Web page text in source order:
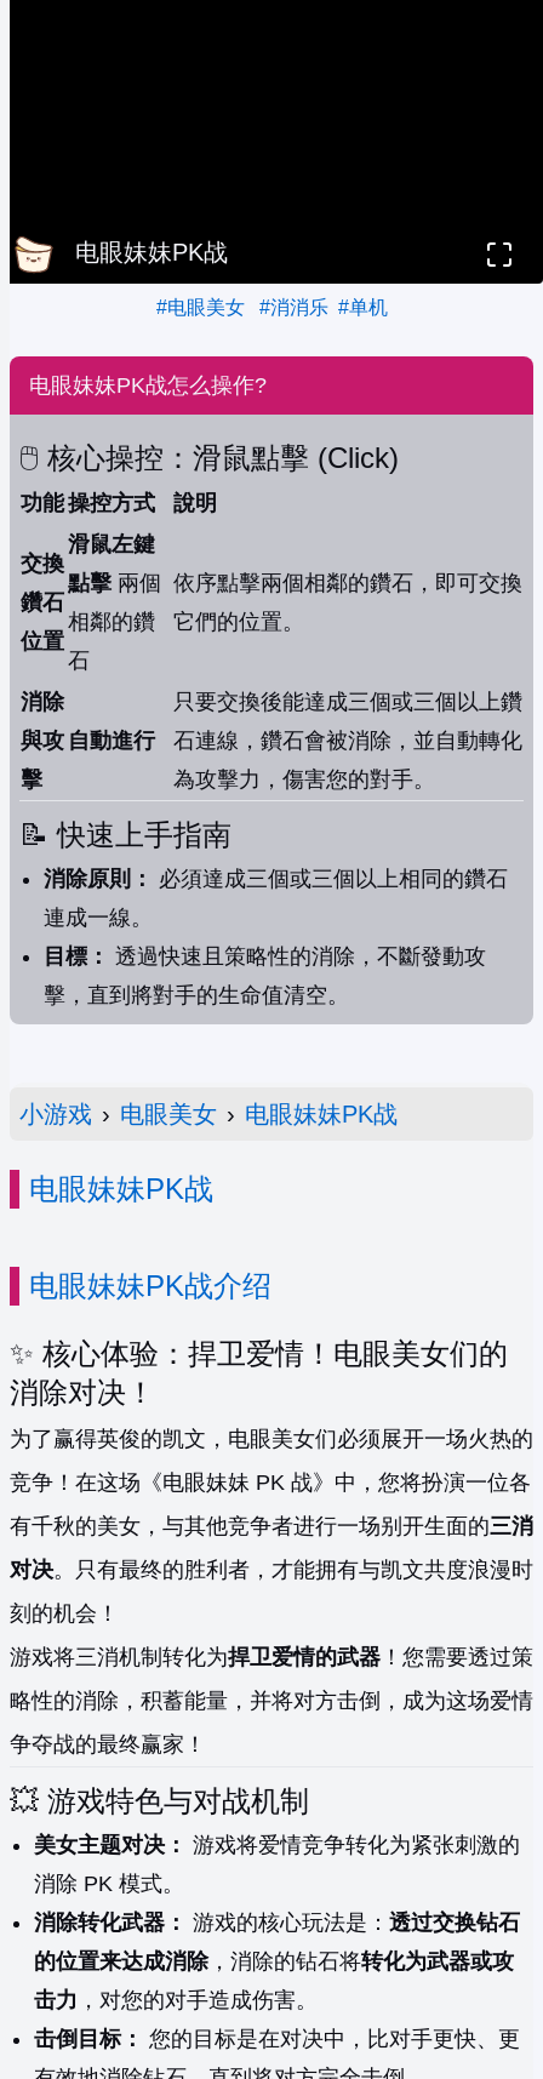
电眼妹妹PK战
#电眼美女 #消消乐 #单机
电眼妹妹PK战怎么操作?
🖱️ 核心操控：滑鼠點擊 (Click)
功能操控方式 說明
交換
鑽石
位置
滑鼠左鍵
點擊 兩個
相鄰的鑽
石
依序點擊兩個相鄰的鑽石，即可交換
它們的位置。
消除
與攻
擊
自動進行
只要交換後能達成三個或三個以上鑽
石連線，鑽石會被消除，並自動轉化
為攻擊力，傷害您的對手。
📝 快速上手指南
消除原則：
必須達成三個或三個以上相同的鑽石
連成一線。
目標： 透過快速且策略性的消除，不斷發動攻
擊，直到將對手的生命值清空。
小游戏 › 电眼美女 › 电眼妹妹PK战
电眼妹妹PK战
电眼妹妹PK战介绍
✨ 核心体验：捍卫爱情！电眼美女们的
消除对决！
为了赢得英俊的凯文，电眼美女们必须展开一场火热的
竞争！在这场《电眼妹妹 PK 战》中，您将扮演一位各
有千秋的美女，与其他竞争者进行一场别开生面的三消
对决。只有最终的胜利者，才能拥有与凯文共度浪漫时
刻的机会！
游戏将三消机制转化为捍卫爱情的武器 ！您需要透过策
略性的消除，积蓄能量，并将对方击倒，成为这场爱情
争夺战的最终赢家！
💥 游戏特色与对战机制
美女主题对决： 游戏将爱情竞争转化为紧张刺激的
消除 PK 模式。
消除转化武器： 游戏的核心玩法是： 透过交换钻石
的位置来达成消除，消除的钻石将转化为武器或攻
击力 ，对您的对手造成伤害。
击倒目标： 您的目标是在对决中，比对手更快、更